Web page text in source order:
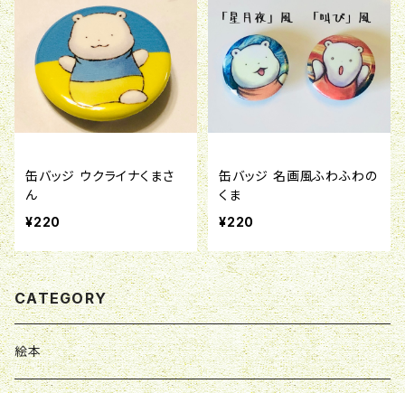
缶バッジ ウクライナくまさ
ん
¥220
缶バッジ 名画風ふわふわの
くま
¥220
CATEGORY
絵本